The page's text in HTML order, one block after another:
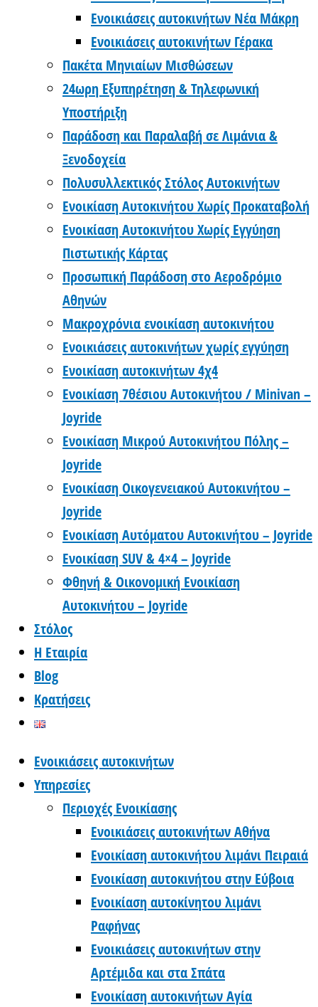
Ενοικιάσεις αυτοκινήτων Νέα Μάκρη
Ενοικιάσεις αυτοκινήτων Γέρακα
Πακέτα Μηνιαίων Μισθώσεων
24ωρη Εξυπηρέτηση & Τηλεφωνική
Υποστήριξη
Παράδοση και Παραλαβή σε Λιμάνια &
Ξενοδοχεία
Πολυσυλλεκτικός Στόλος Αυτοκινήτων
Ενοικίαση Αυτοκινήτου Χωρίς Προκαταβολή
Ενοικίαση Αυτοκινήτου Χωρίς Εγγύηση
Πιστωτικής Κάρτας
Προσωπική Παράδοση στο Αεροδρόμιο
Αθηνών
Μακροχρόνια ενοικίαση αυτοκινήτου
Ενοικιάσεις αυτοκινήτων χωρίς εγγύηση
Ενοικίαση αυτοκινήτων 4χ4
Ενοικίαση 7θέσιου Αυτοκινήτου / Minivan –
Joyride
Ενοικίαση Μικρού Αυτοκινήτου Πόλης –
Joyride
Ενοικίαση Οικογενειακού Αυτοκινήτου –
Joyride
Ενοικίαση Αυτόματου Αυτοκινήτου – Joyride
Ενοικίαση SUV & 4×4 – Joyride
Φθηνή & Οικονομική Ενοικίαση
Αυτοκινήτου – Joyride
Στόλος
Η Εταιρία
Blog
Κρατήσεις
Ενοικιάσεις αυτοκινήτων
Υπηρεσίες
Περιοχές Ενοικίασης
Ενοικιάσεις αυτοκινήτων Αθήνα
Ενοικίαση αυτοκινήτου λιμάνι Πειραιά
Ενοικίαση αυτοκινήτου στην Εύβοια
Ενοικίαση αυτοκίνητου λιμάνι
Ραφήνας
Ενοικιάσεις αυτοκινήτων στην
Αρτέμιδα και στα Σπάτα
Ενοικίαση αυτοκινήτων Αγία